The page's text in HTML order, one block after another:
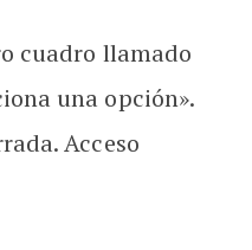
cuadro llamado
una opción».
Acceso